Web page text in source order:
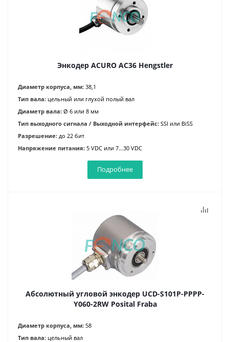
Энкодер ACURO AC36 Hengstler
Диаметр корпуса, мм: 38,1
Тип вала: цельный или глухой полый вал
Диаметр вала: Ø 6 или 8 мм
Тип выходного сигнала / Выходной интерфейс: SSI или BiSS
Разрешение: до 22 бит
Напряжение питания: 5 VDC или 7…30 VDC
Подробнее
Абсолютный угловой энкодер UCD-S101P-PPPP-
Y060-2RW Posital Fraba
Диаметр корпуса, мм: 58
Тип вала: цельный вал